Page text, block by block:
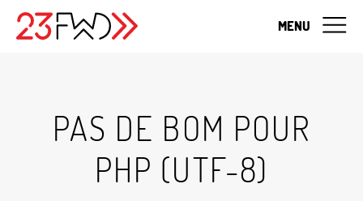
MENU
PAS DE BOM POUR
PHP (UTF-8)